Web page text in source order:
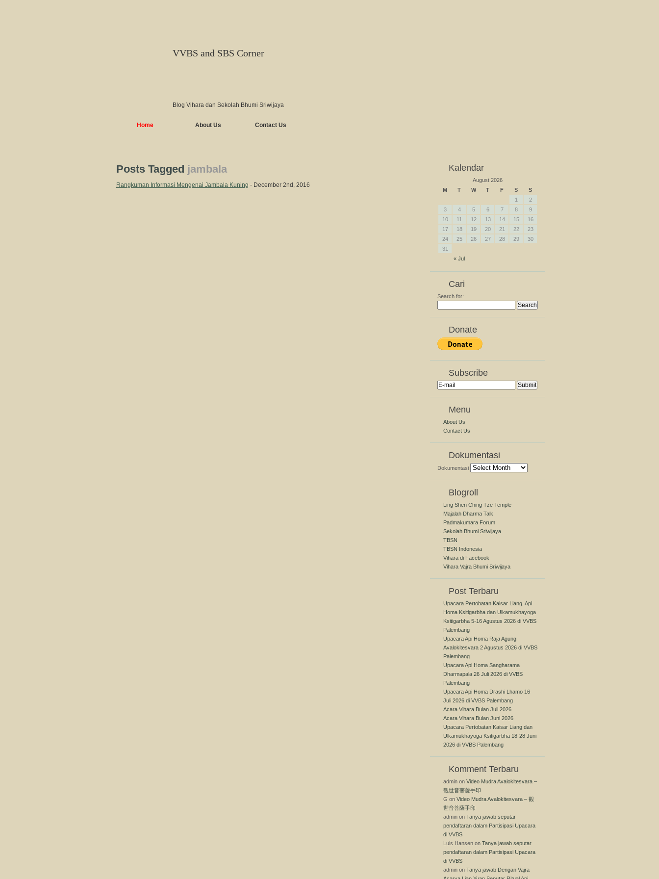
VVBS and SBS Corner
Blog Vihara dan Sekolah Bhumi Sriwijaya
Home About Us Contact Us
Posts Tagged jambala
Rangkuman Informasi Mengenai Jambala Kuning - December 2nd, 2016
Kalendar
August 2026
M
T W T F S S
« Jul
1
2
3
4 5 6 7 8
9
10
11 12 13 14 15
16
17
18 19 20 21 22
23
24
25 26 27 28 29
30
31
Cari
Search for:
Donate
Subscribe
Menu
About Us
Contact Us
Dokumentasi
Dokumentasi
Blogroll
Ling Shen Ching Tze Temple
Majalah Dharma Talk
Padmakumara Forum
Sekolah Bhumi Sriwijaya
TBSN
TBSN Indonesia
Vihara di Facebook
Vihara Vajra Bhumi Sriwijaya
Post Terbaru
Upacara Pertobatan Kaisar Liang, Api
Homa Ksitigarbha dan Ulkamukhayoga
Ksitigarbha 5-16 Agustus 2026 di VVBS
Palembang
Upacara Api Homa Raja Agung
Avalokitesvara 2 Agustus 2026 di VVBS
Palembang
Upacara Api Homa Sangharama
Dharmapala 26 Juli 2026 di VVBS
Palembang
Upacara Api Homa Drashi Lhamo 16
Juli 2026 di VVBS Palembang
Acara Vihara Bulan Juli 2026
Acara Vihara Bulan Juni 2026
Upacara Pertobatan Kaisar Liang dan
Ulkamukhayoga Ksitigarbha 18-28 Juni
2026 di VVBS Palembang
Komment Terbaru
admin on Video Mudra Avalokitesvara –
觀世音菩薩手印
G on Video Mudra Avalokitesvara – 觀
世音菩薩手印
admin on Tanya jawab seputar
pendaftaran dalam Partisipasi Upacara
di VVBS
Luis Hansen on Tanya jawab seputar
pendaftaran dalam Partisipasi Upacara
di VVBS
admin on Tanya jawab Dengan Vajra